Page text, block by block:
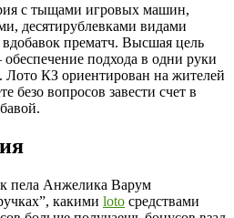
с тыщами игровых машин,
десятирублевками видами
прематч. Высшая цель
обеспечение подхода в одни руки
КЗ ориентирован на жителей
безо вопросов завести счет в
пела Анжелика Варум
какими loto средствами